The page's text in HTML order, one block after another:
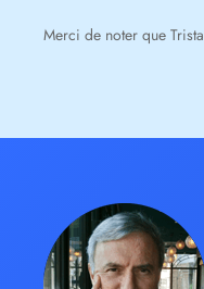
Merci de noter que